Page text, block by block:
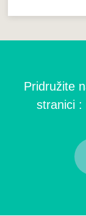
Pridružite
stranici :